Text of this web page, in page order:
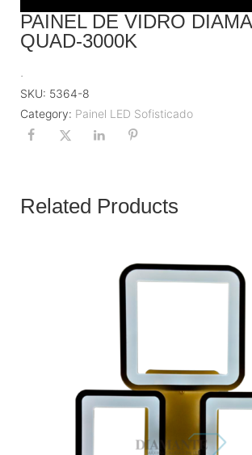
PAINEL DE VIDRO
QUAD-3000K
.
SKU: 5364-8
Category: Painel LED Sofisticado
Related Products